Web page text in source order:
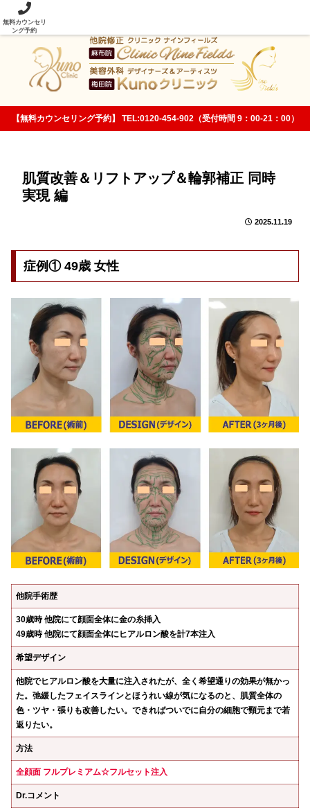
【無料カウンセリング予約】 TEL:0120-454-902（受付時間 9：00-21：00）
肌質改善＆リフトアップ＆輪郭補正 同時
実現 編
2025.11.19
症例① 49歳 女性
他院手術歴
30歳時 他院にて顔面全体に金の糸挿入
49歳時 他院にて顔面全体にヒアルロン酸を計7本注入
希望デザイン
他院でヒアルロン酸を大量に注入されたが、全く希望通りの効果が無かっ
た。弛緩したフェイスラインとほうれい線が気になるのと、肌質全体の
色・ツヤ・張りも改善したい。できればついでに自分の細胞で頸元まで若
返りたい。
方法
全顔面 フルプレミアム☆フルセット注入
Dr.コメント
無料カウンセリ
ング予約